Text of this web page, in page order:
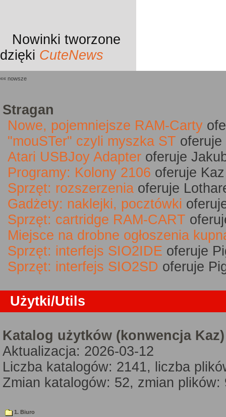
Nowinki tworzone
dzięki CuteNews
«« nowsze
Stragan
Nowe, pojemniejsze RAM-Carty
"mouSTer" czyli myszka ST
Atari USBJoy Adapter oferuje
Programy: Kolony 2106 oferuje
Sprzęt: rozszerzenia oferuje
Gadżety: naklejki, pocztówki
Sprzęt: cartridge RAM-CART
Miejsce na drobne ogłoszenia
Sprzęt: interfejs SIO2IDE oferuje
Sprzęt: interfejs SIO2SD oferuje
Użytki/Utils
Katalog użytków (konwencja Kaz)
Aktualizacja: 2026-03-12
Liczba katalogów: 2141, liczba
Zmian katalogów: 52, zmian plików:
1. Biuro